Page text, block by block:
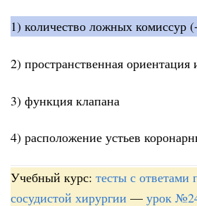
1) количество ложных комиссур
2) пространственная
3) функция клапана
4) расположение устьев
Учебный курс: тесты с ответами
сосудистой хирургии — урок